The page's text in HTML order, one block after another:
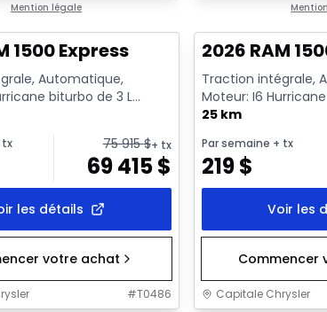
Mention légale
1500 Express
Automatique,
biturbo de 3 L
avec arrêt a...
tx 75 915$+ tx
69 415$
les détails
votre achat
#T0486
2026 RAM
Traction intégrale,
Moteur: I6
rendement
25 km
Par semaine + tx
219$
Voir les
Commencer
Capitale Chrysler